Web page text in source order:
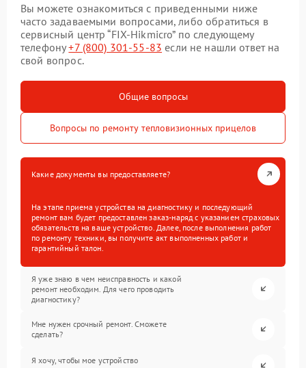
Вы можете ознакомиться с приведенными ниже
часто задаваемыми вопросами, либо обратиться в
сервисный центр “FIX-Hikmicro” по следующему
телефону+7 (800) 301-55-83 если не нашли ответ на
свой вопрос.
Общие вопросы
Вопросы по ремонту тепловизионных прицелов
Какие документы вы предоставляете?
На этапе приема устройства на диагностику и последующий
ремонт вам будет предоставлен заказ-наряд с указанием страховых
обязательств на ваше устройство. Далее, после выполнения работ
по ремонту техники, вы получите акт выполненных работ и
гарантийный талон.
Я уже знаю в чем неисправность и какой
ремонт необходим. Для чего проводить
диагностику?
Мне нужен срочный ремонт. Сможете
сделать?
Я хочу, чтобы мое устройство